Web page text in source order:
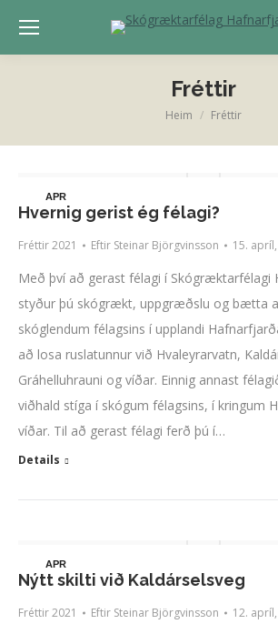
Fréttir
You are here:
Heim Fréttir
APR
15
Hvernig gerist ég félagi?
Fréttir 2021 Eftir Steinar Björgvinsson 15.
Með því að gerast félagi í Skógræktarfélagi
styður þú skógrækt, uppgræðslu og bætta
skóglendum félagsins í upplandi
að losa ruslatunnur við Hvaleyrarvatn,
Gráhelluhrauni og víðar. Einnig annast
viðhald stíga í skógum félagsins, í kringum
víðar. Til að gerast félagi ferð þú í…
Details
APR
12
Nýtt skilti við Kaldárselsveg
Fréttir 2021 Eftir Steinar Björgvinsson 12.